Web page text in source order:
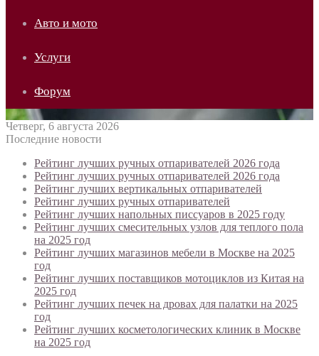
Авто и мото
Услуги
Форум
Четверг, 6 августа 2026
Последние новости
Рейтинг лучших ручных отпаривателей 2026 года
Рейтинг лучших ручных отпаривателей 2026 года
Рейтинг лучших вертикальных отпаривателей
Рейтинг лучших ручных отпаривателей
Рейтинг лучших напольных писсуаров в 2025 году
Рейтинг лучших смесительных узлов для теплого пола
на 2025 год
Рейтинг лучших магазинов мебели в Москве на 2025
год
Рейтинг лучших поставщиков мотоциклов из Китая на
2025 год
Рейтинг лучших печек на дровах для палатки на 2025
год
Рейтинг лучших косметологических клиник в Москве
на 2025 год